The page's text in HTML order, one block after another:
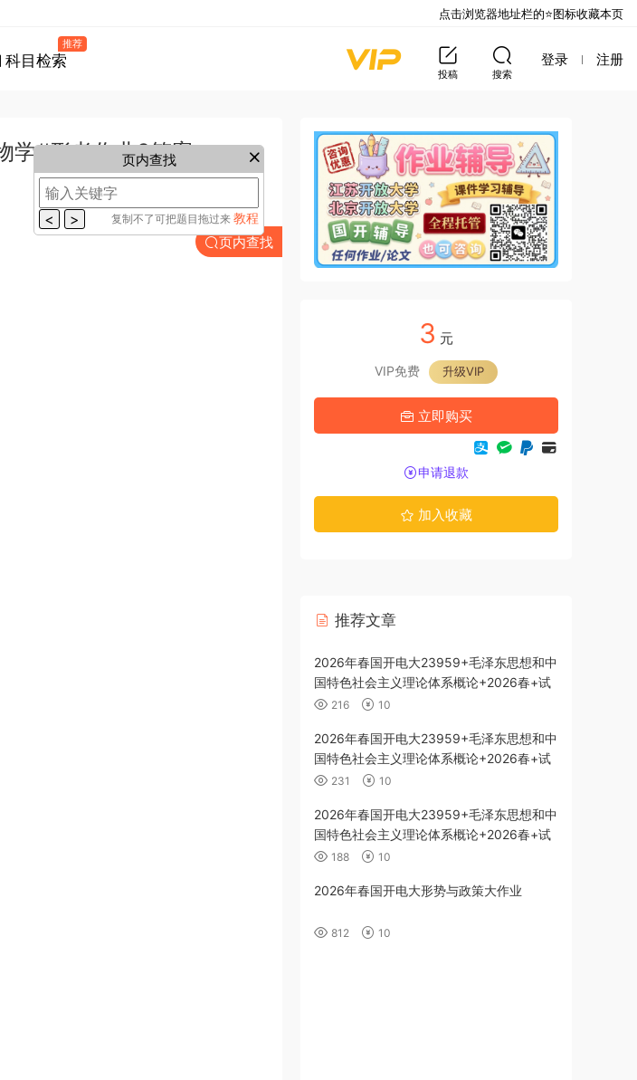
科目检索
推荐
投稿 搜索
登录 注册
学#形考作业3答案
页内查找
页内查找
复制不了可把题目拖过来 教程
3 元
VIP免费 升级VIP
立即购买
申请退款
加入收藏
推荐文章
2026年春国开电大23959+毛泽东思想和中
国特色社会主义理论体系概论+2026春+试
题3216 10
2026年春国开电大23959+毛泽东思想和中
国特色社会主义理论体系概论+2026春+试
题2231 10
2026年春国开电大23959+毛泽东思想和中
国特色社会主义理论体系概论+2026春+试
题1188 10
2026年春国开电大形势与政策大作业
812 10
点击浏览器地址栏的⭐图标收藏本页